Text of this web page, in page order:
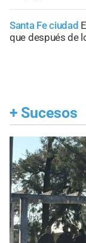
Santa Fe ciudad
que después de
+ Sucesos